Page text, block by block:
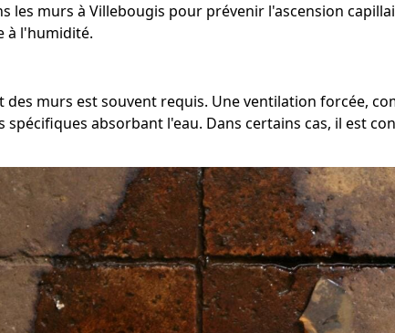
murs à Villebougis pour prévenir l'ascension
à l'humidité.
murs est souvent requis. Une ventilation forcée,
absorbant l'eau. Dans certains cas, il est